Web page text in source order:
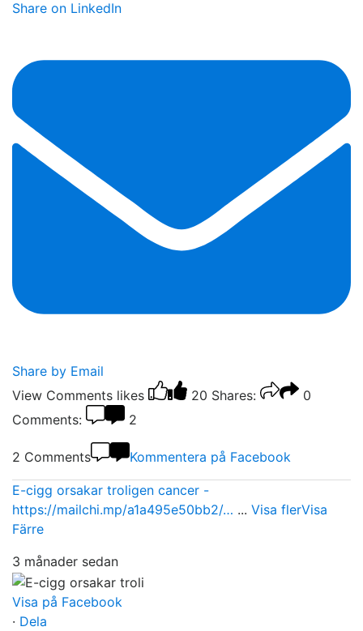
Share on LinkedIn
Share by Email
View Comments likes 20 Shares:
0
Comments:
2
2 Comments Kommentera på Facebook
E-cigg orsakar troligen cancer -
https://mailchi.mp/a1a495e50bb2/… ... Visa flerVisa
Färre
3 månader sedan
Visa på Facebook
· Dela